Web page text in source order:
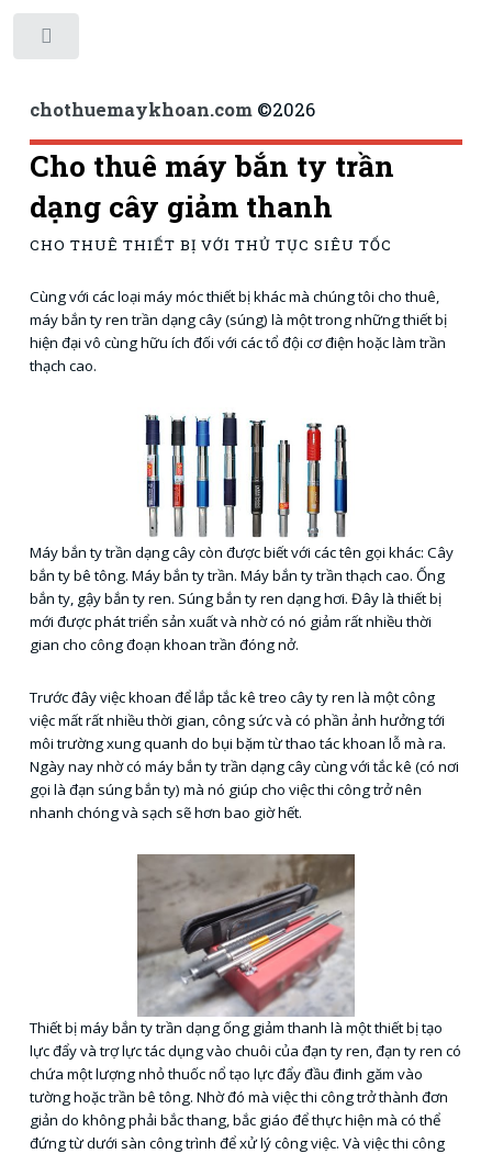
chothuemaykhoan.com©2026
Cho thuê máy bắn ty trần
dạng cây giảm thanh
CHO THUÊ THIẾT BỊ VỚI THỦ TỤC SIÊU TỐC
Cùng với các loại máy móc thiết bị khác mà chúng tôi cho thuê,
máy bắn ty ren trần dạng cây (súng) là một trong những thiết bị
hiện đại vô cùng hữu ích đối với các tổ đội cơ điện hoặc làm trần
thạch cao.
Máy bắn ty trần dạng cây còn được biết với các tên gọi khác: Cây
bắn ty bê tông. Máy bắn ty trần. Máy bắn ty trần thạch cao. Ống
bắn ty, gậy bắn ty ren. Súng bắn ty ren dạng hơi. Đây là thiết bị
mới được phát triển sản xuất và nhờ có nó giảm rất nhiều thời
gian cho công đoạn khoan trần đóng nở.
Trước đây việc khoan để lắp tắc kê treo cây ty ren là một công
việc mất rất nhiều thời gian, công sức và có phần ảnh hưởng tới
môi trường xung quanh do bụi bặm từ thao tác khoan lỗ mà ra.
Ngày nay nhờ có máy bắn ty trần dạng cây cùng với tắc kê (có nơi
gọi là đạn súng bắn ty) mà nó giúp cho việc thi công trở nên
nhanh chóng và sạch sẽ hơn bao giờ hết.
Thiết bị máy bắn ty trần dạng ống giảm thanh là một thiết bị tạo
lực đẩy và trợ lực tác dụng vào chuôi của đạn ty ren, đạn ty ren có
chứa một lượng nhỏ thuốc nổ tạo lực đẩy đầu đinh găm vào
tường hoặc trần bê tông. Nhờ đó mà việc thi công trở thành đơn
giản do không phải bắc thang, bắc giáo để thực hiện mà có thể
đứng từ dưới sàn công trình để xử lý công việc. Và việc thi công